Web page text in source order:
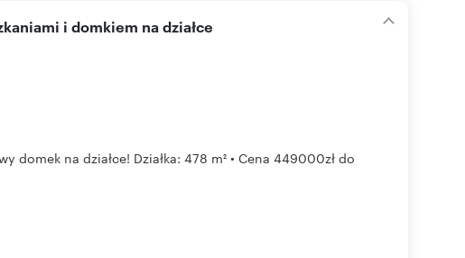
i domkiem na działce
domek na działce! Działka: 478 m² • Cena 449000zł do